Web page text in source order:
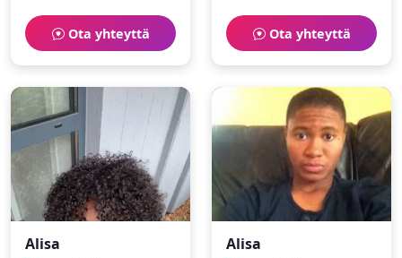
ja oluet parissa.
Ota yhteyttä
suhdetta.Ota yhteyttä
Alisa Alisa